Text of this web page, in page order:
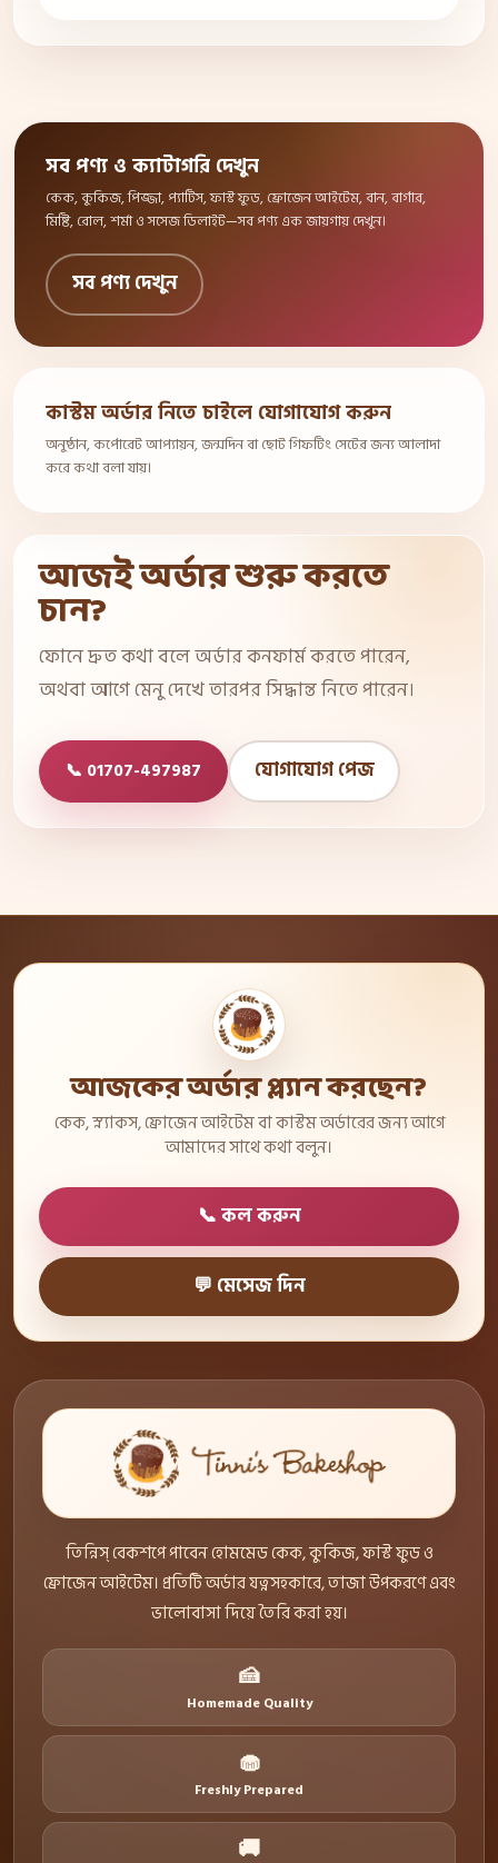
সব পণ্য ও ক্যাটাগরি দেখুন
কেক, কুকিজ, পিজ্জা, প্যাটিস, ফাস্ট ফুড, ফ্রোজেন আইটেম, বান, বার্গার,
মিষ্টি, রোল, শর্মা ও সসেজ ডিলাইট—সব পণ্য এক জায়গায় দেখুন।
সব পণ্য দেখুন
কাস্টম অর্ডার নিতে চাইলে যোগাযোগ করুন
অনুষ্ঠান, কর্পোরেট আপ্যায়ন, জন্মদিন বা ছোট গিফটিং সেটের জন্য আলাদা
করে কথা বলা যায়।
আজই অর্ডার শুরু করতে
চান?
ফোনে দ্রুত কথা বলে অর্ডার কনফার্ম করতে পারেন,
অথবা আগে মেনু দেখে তারপর সিদ্ধান্ত নিতে পারেন।
📞 01707-497987 যোগাযোগ পেজ
আজকের অর্ডার প্ল্যান করছেন?
কেক, স্ন্যাকস, ফ্রোজেন আইটেম বা কাস্টম অর্ডারের জন্য আগে
আমাদের সাথে কথা বলুন।
📞 কল করুন
💬 মেসেজ দিন
তিন্নিস্ বেকশপে পাবেন হোমমেড কেক, কুকিজ, ফাস্ট ফুড ও
ফ্রোজেন আইটেম। প্রতিটি অর্ডার যত্নসহকারে, তাজা উপকরণে এবং
ভালোবাসা দিয়ে তৈরি করা হয়।
🍰
Homemade Quality
🧁
Freshly Prepared
🚚